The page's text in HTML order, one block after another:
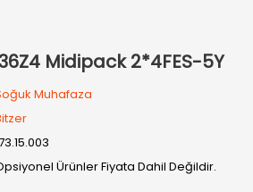
Midipack 2*4FES-5Y
Muhafaza
Ürünler Fiyata Dahil Değildir.